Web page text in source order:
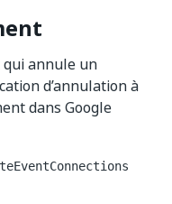
qui annule un
d’annulation à
dans Google